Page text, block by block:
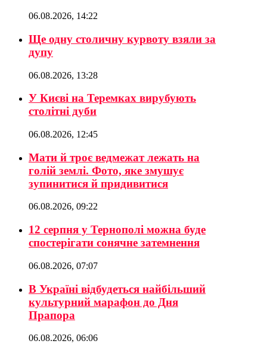
06.08.2026, 14:22
Ще одну столичну курвоту взяли за
дупу
06.08.2026, 13:28
У Києві на Теремках вирубують
столітні дуби
06.08.2026, 12:45
Мати й троє ведмежат лежать на
голій землі. Фото, яке змушує
зупинитися й придивитися
06.08.2026, 09:22
12 серпня у Тернополі можна буде
спостерігати сонячне затемнення
06.08.2026, 07:07
В Україні відбудеться найбільший
культурний марафон до Дня
Прапора
06.08.2026, 06:06